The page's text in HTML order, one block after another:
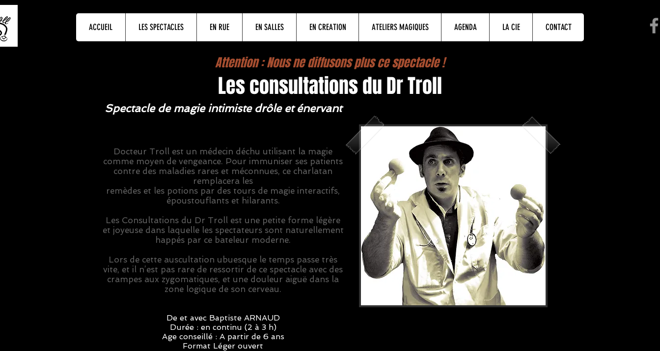
ACCUEIL LES SPECTACLES EN RUE EN SALLES EN CREATION ATELIERS MAGIQUES AGENDA LA CIE CONTACT
Attention : Nous ne diffusons plus ce spectacle !
Les consultations du Dr Troll
Spectacle de magie intimiste drôle et énervant
Docteur Troll est un médecin déchu utilisant la magie
comme moyen de vengeance. Pour immuniser ses patients
contre des maladies rares et méconnues, ce charlatan
remplacera les
remèdes et les potions par des tours de magie interactifs,
époustouflants et hilarants.
Les Consultations du Dr Troll est une petite forme légère
et joyeuse dans laquelle les spectateurs sont naturellement
happés par ce bateleur moderne.
Lors de cette auscultation ubuesque le temps passe très
vite, et il n’est pas rare de ressortir de ce spectacle avec des
crampes aux zygomatiques, et une douleur aiguë dans la
zone logique de son cerveau.
De et avec Baptiste ARNAUD
Durée : en continu (2 à 3 h)
Age conseillé : A partir de 6 ans
Format Léger ouvert